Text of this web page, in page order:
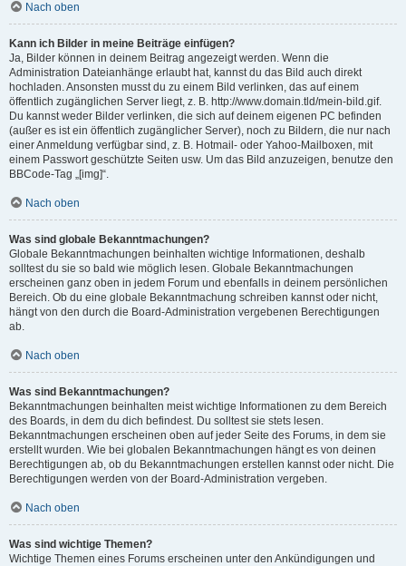
Nach oben
Kann ich Bilder in meine Beiträge einfügen?
Ja, Bilder können in deinem Beitrag angezeigt werden. Wenn die
Administration Dateianhänge erlaubt hat, kannst du das Bild auch direkt
hochladen. Ansonsten musst du zu einem Bild verlinken, das auf einem
öffentlich zugänglichen Server liegt, z. B. http://www.domain.tld/mein-bild.gif.
Du kannst weder Bilder verlinken, die sich auf deinem eigenen PC befinden
(außer es ist ein öffentlich zugänglicher Server), noch zu Bildern, die nur nach
einer Anmeldung verfügbar sind, z. B. Hotmail- oder Yahoo-Mailboxen, mit
einem Passwort geschützte Seiten usw. Um das Bild anzuzeigen, benutze den
BBCode-Tag „[img]“.
Nach oben
Was sind globale Bekanntmachungen?
Globale Bekanntmachungen beinhalten wichtige Informationen, deshalb
solltest du sie so bald wie möglich lesen. Globale Bekanntmachungen
erscheinen ganz oben in jedem Forum und ebenfalls in deinem persönlichen
Bereich. Ob du eine globale Bekanntmachung schreiben kannst oder nicht,
hängt von den durch die Board-Administration vergebenen Berechtigungen
ab.
Nach oben
Was sind Bekanntmachungen?
Bekanntmachungen beinhalten meist wichtige Informationen zu dem Bereich
des Boards, in dem du dich befindest. Du solltest sie stets lesen.
Bekanntmachungen erscheinen oben auf jeder Seite des Forums, in dem sie
erstellt wurden. Wie bei globalen Bekanntmachungen hängt es von deinen
Berechtigungen ab, ob du Bekanntmachungen erstellen kannst oder nicht. Die
Berechtigungen werden von der Board-Administration vergeben.
Nach oben
Was sind wichtige Themen?
Wichtige Themen eines Forums erscheinen unter den Ankündigungen und